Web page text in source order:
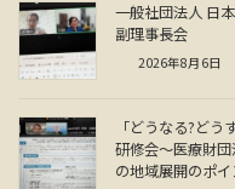
一般社団法人 日
副理事長会
2026年8月6日
「どうなる?ど
研修会～医療財
の地域展開のポ